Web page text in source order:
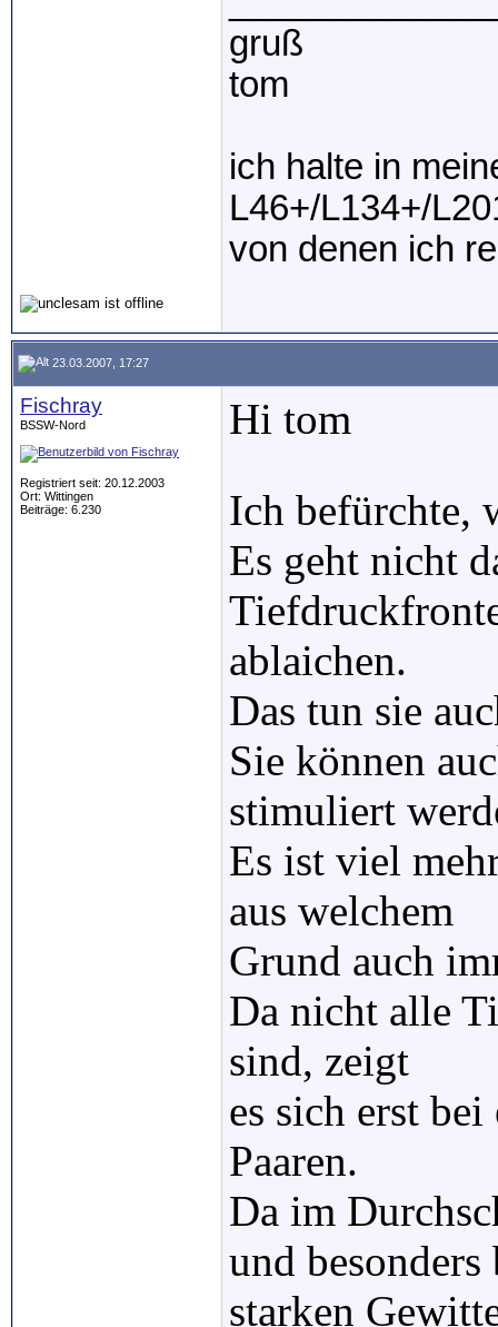
gruß
tom
ich halte in
L46+/L134+/
von denen ich
23.03.2007, 17:27
Fischray
BSSW-Nord
Registriert seit: 20.12.2003
Ort: Wittingen
Beiträge: 6.230
Hi tom
Ich befürchte,
Es geht nicht
ablaichen.
Das tun sie
Sie können
stimuliert
Es ist viel
aus welchem
Grund auch
Da nicht alle
sind, zeigt
es sich erst
Paaren.
Da im
und besonders
starken